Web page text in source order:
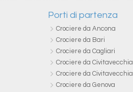
Porti di partenza
Crociere da Ancona
Crociere da Bari
Crociere da Cagliari
Crociere da Civitavecchia
Crociere da Civitavecchia
Crociere da Genova